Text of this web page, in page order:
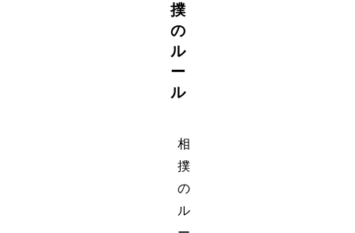
撲
の
ル
ー
ル
相
撲
の
ル